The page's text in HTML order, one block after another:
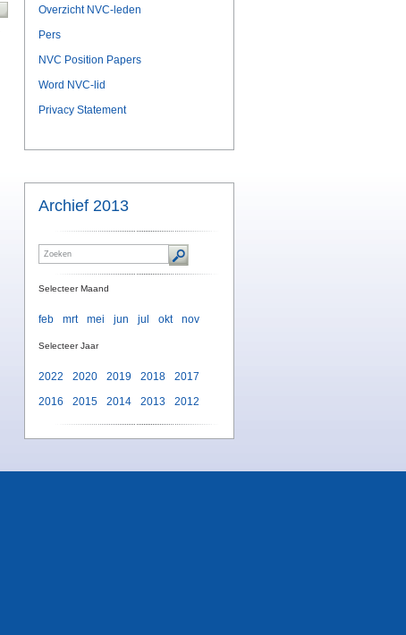
Overzicht NVC-leden
Pers
NVC Position Papers
Word NVC-lid
Privacy Statement
Archief 2013
Selecteer Maand
feb mrt mei jun jul okt nov
Selecteer Jaar
2022 2020 2019 2018
2017
2016
2015 2014 2013 2012